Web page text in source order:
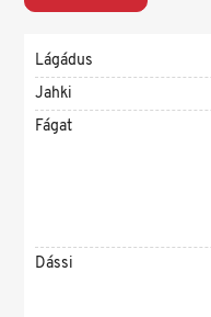
Lágádus
Jahki
Fágat
Dássi